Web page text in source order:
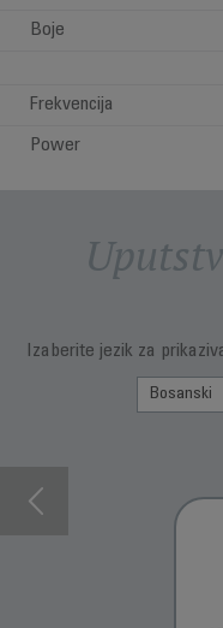
Boje
Frekvencija
Power
Izaberite jezik za